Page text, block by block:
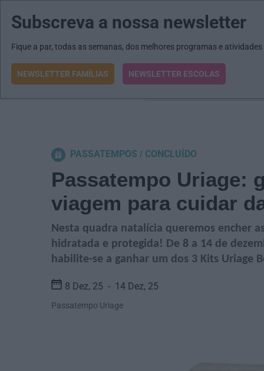
MENU MAIL JORNAIS
O que procura?
PASSATEMPOS CONCLUÍDO
Passatempo Uriage:
viagem para cuidar
Nesta quadra natalícia queremos encher
hidratada e protegida! De 8 a 14 de
habilite-se a ganhar um dos 3 Kits Uriage
8 Dez, 25 14 Dez, 25
Passatempo Uriage
Subscreva a nossa newsletter
Fique a par, todas as semanas, dos melhores programas e
NEWSLETTER FAMÍLIAS NEWSLETTER ESCOLAS